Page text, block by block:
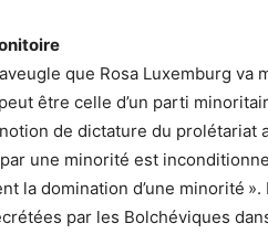
que Rosa Luxemburg
être celle d’un parti
de dictature du prolétariat
une minorité est
la domination d’une minorité
par les Bolchéviques